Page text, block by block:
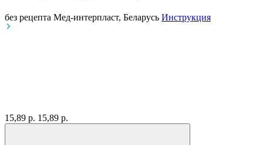
без рецепта Мед-интерпласт, Беларусь Инструкция
15,89 р. 15,89 р.